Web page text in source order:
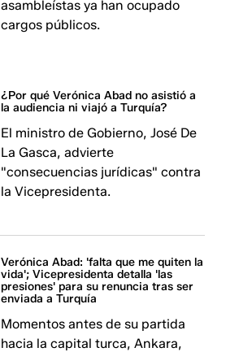
asambleístas ya han ocupado
cargos públicos.
¿Por qué Verónica Abad no asistió a
la audiencia ni viajó a Turquía?
El ministro de Gobierno, José De
La Gasca, advierte
"consecuencias jurídicas" contra
la Vicepresidenta.
Verónica Abad: 'falta que me quiten la
vida'; Vicepresidenta detalla 'las
presiones' para su renuncia tras ser
enviada a Turquía
Momentos antes de su partida
hacia la capital turca, Ankara,